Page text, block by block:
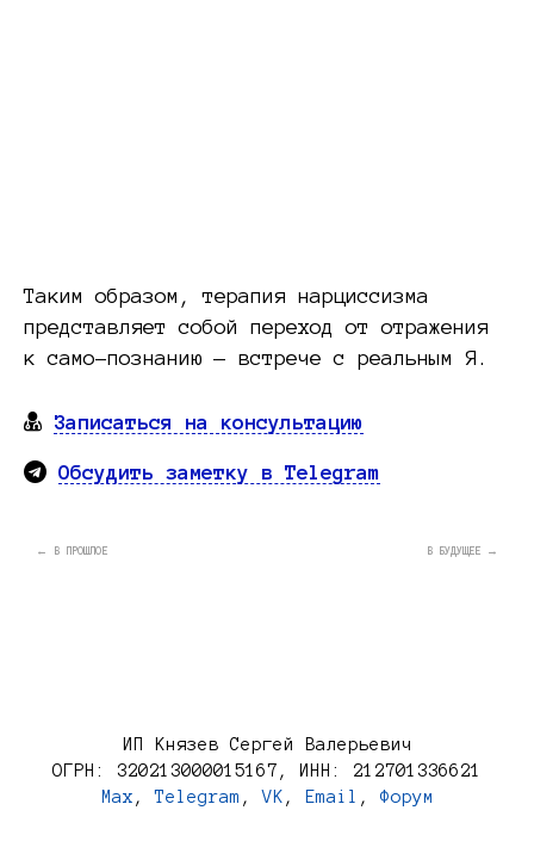
Таким образом, терапия нарциссизма
представляет собой переход от отражения
к само-познанию — встрече с реальным Я.
Записаться на консультацию
Обсудить заметку в Telegram
← В ПРОШЛОЕ В БУДУЩЕЕ →
ИП Князев Сергей Валерьевич
ОГРН: 320213000015167, ИНН: 212701336621
Max ,Telegram ,VK , Email , Форум